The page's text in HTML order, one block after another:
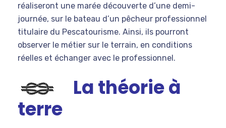
réaliseront une marée découverte d’une demi-
journée, sur le bateau d’un pêcheur professionnel
titulaire du Pescatourisme. Ainsi, ils pourront
observer le métier sur le terrain, en conditions
réelles et échanger avec le professionnel.
La théorie à
terre